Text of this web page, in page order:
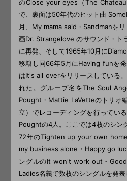
のClose your eyes（The
で、裏面は50年代のヒット曲
月、My mama said・Sandmanを
画Dr. Strangelove のサウンド・
に再発、そして1965年10月に
移籍し同66年5月にHaving funを
はIt's all overをリリースしている
れた。グループ名をThe Soul
Pought・Mattie LaVetteのトリオ
立）でレコーディングを行ってい
Poughtの4人。ここでは4枚のシ
72年のTighten up your own
my business alone・Happy go
ングルのIt won't work out・
Ladies名義で数枚のシングルを発